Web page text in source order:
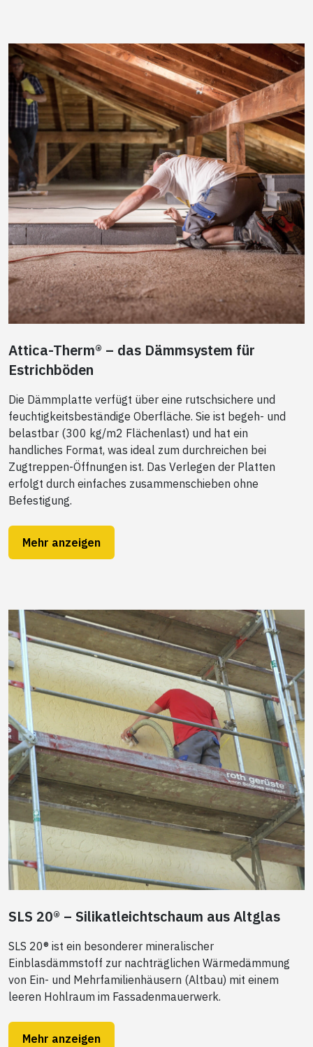
Attica-Therm® – das Dämmsystem für
Estrichböden
Die Dämmplatte verfügt über eine rutschsichere und
feuchtigkeitsbeständige Oberfläche. Sie ist begeh- und
belastbar (300 kg/m2 Flächenlast) und hat ein
handliches Format, was ideal zum durchreichen bei
Zugtreppen-Öffnungen ist. Das Verlegen der Platten
erfolgt durch einfaches zusammenschieben ohne
Befestigung.
Mehr anzeigen
SLS 20® – Silikatleichtschaum aus Altglas
SLS 20® ist ein besonderer mineralischer
Einblasdämmstoff zur nachträglichen Wärmedämmung
von Ein- und Mehrfamilienhäusern (Altbau) mit einem
leeren Hohlraum im Fassadenmauerwerk.
Mehr anzeigen